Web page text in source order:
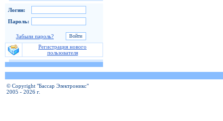
Логин:
Пароль:
Забыли пароль?
Регистрация нового
пользователя
© Copyright "Бассар Электроникс"
2005 - 2026 г.